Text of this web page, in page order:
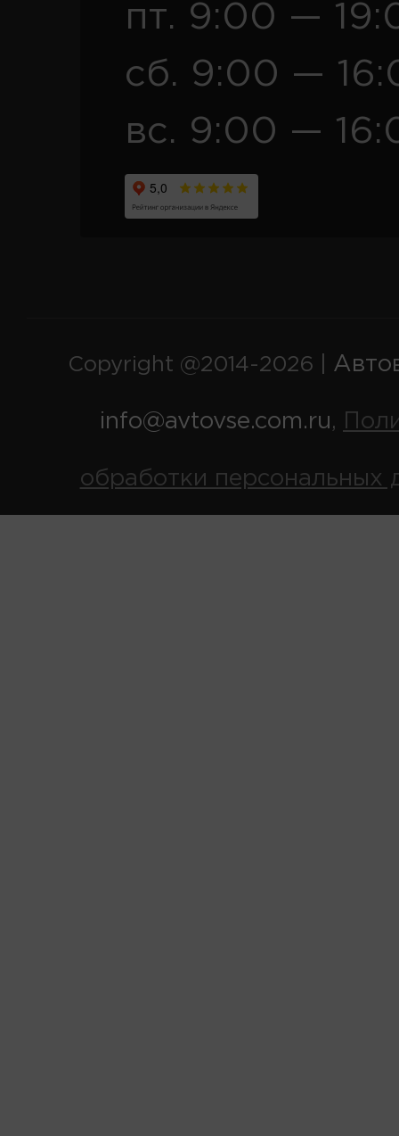
пт. 9:00 —
сб. 9:00 —
вс. 9:00 —
Copyright @2014-2026 |
info@avtovse.com.ru,
обработки персональных